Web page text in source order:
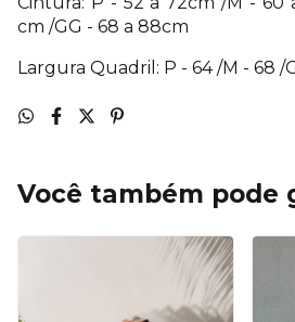
cm /GG - 68 a 88cm
Largura Quadril: P - 64 /M - 68 /
Você também pode